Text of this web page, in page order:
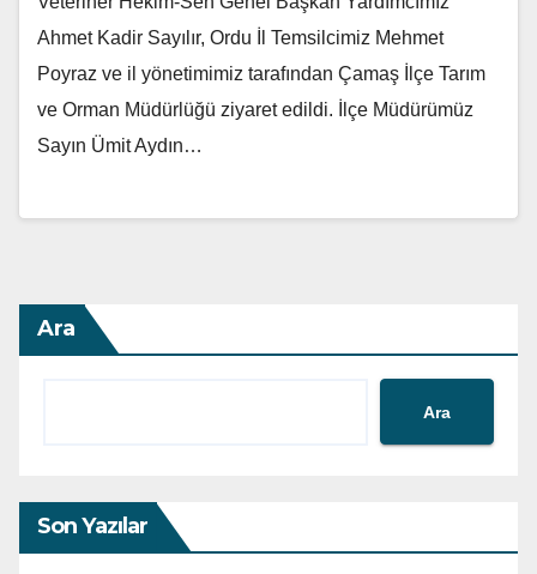
Ahmet Kadir Sayılır, Ordu İl Temsilcimiz Mehmet
Poyraz ve il yönetimimiz tarafından Çamaş İlçe Tarım
ve Orman Müdürlüğü ziyaret edildi. İlçe Müdürümüz
Sayın Ümit Aydın…
Ara
Ara
Son Yazılar